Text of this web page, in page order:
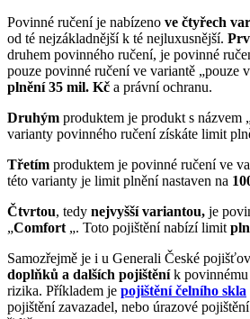
Povinné ručení je nabízeno ve čtyřech
od té nejzákladnější k té nejluxusnější.
druhem povinného ručení, je povinné
pouze povinné ručení ve variantě „pouze
plnění 35 mil. Kč a právní ochranu.
Druhým produktem je produkt s názvem
varianty povinného ručení získáte limit
Třetím produktem je povinné ručení ve
této varianty je limit plnění nastaven na
Čtvrtou, tedy nejvyšší variantou, je
„Comfort „. Toto pojištění nabízí limit
Samozřejmě je i u Generali České
doplňků a dalších pojištěník povinnému
rizika. Příkladem je pojištění čelního skla
pojištění zavazadel, nebo úrazové